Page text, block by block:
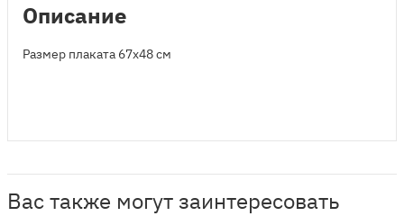
Описание
Размер плаката 67x48 см
Вас также могут заинтересовать